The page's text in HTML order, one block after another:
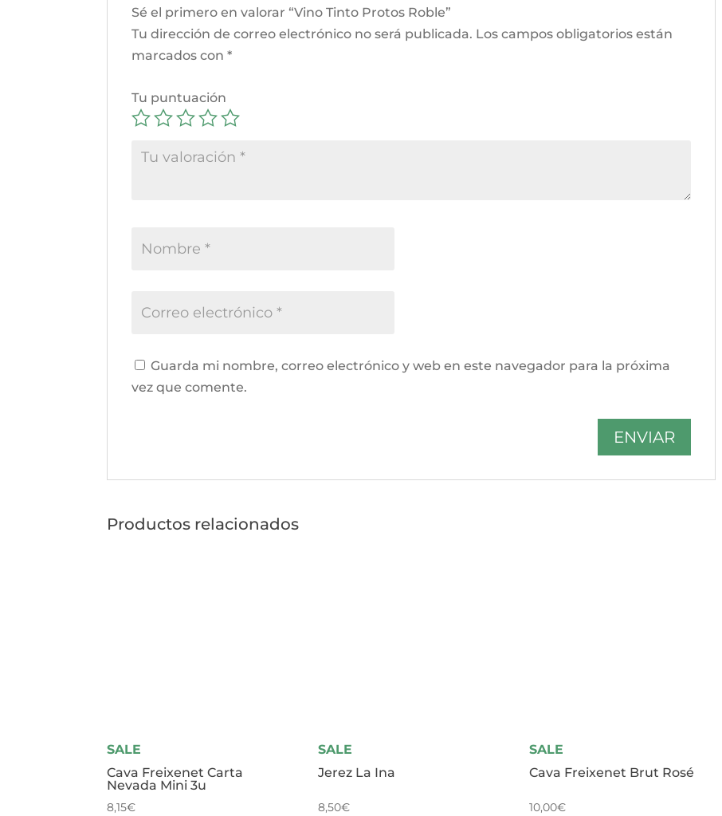
Sé el primero en valorar “Vino Tinto Protos Roble”
Tu dirección de correo electrónico no será publicada. Los campos obligatorios están
marcados con*
Tu puntuación
Guarda mi nombre, correo electrónico y web en este navegador para la próxima
vez que comente.
Productos relacionados
SALE
Cava Freixenet Carta
Nevada Mini 3u
8,15€
SALE
Jerez La Ina
8,50€
SALE
Cava Freixenet Brut Rosé
10,00€